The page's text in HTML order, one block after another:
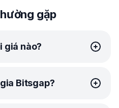
gặp
giá nào?
đơn giản, giá phải chăng
phù
Bitsgap?